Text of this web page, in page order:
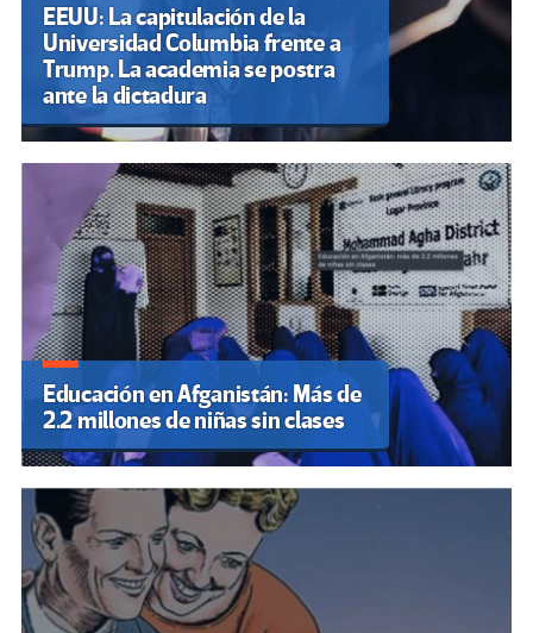
EEUU: La capitulación de la
Universidad Columbia frente a
Trump. La academia se postra
ante la dictadura
Educación en Afganistán: Más de
2.2 millones de niñas sin clases